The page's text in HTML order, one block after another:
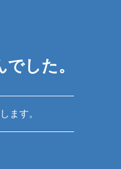
した。
ます。